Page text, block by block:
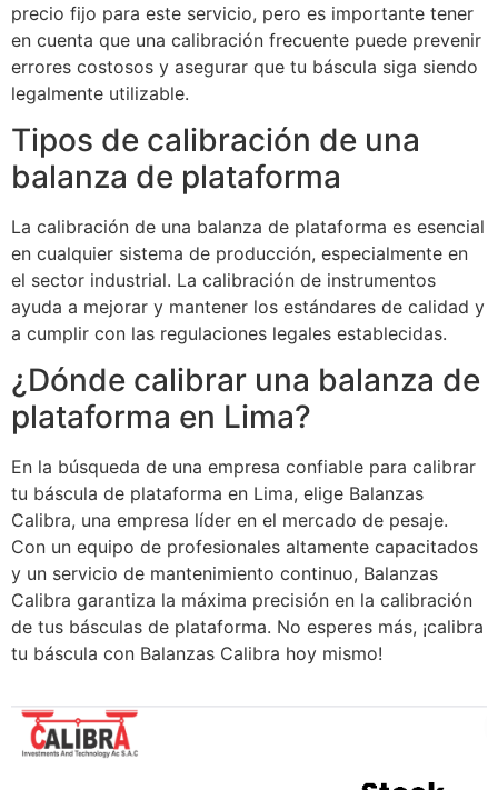
precio fijo para este servicio, pero es importante tener
en cuenta que una calibración frecuente puede prevenir
errores costosos y asegurar que tu báscula siga siendo
legalmente utilizable.
Tipos de calibración de una
balanza de plataforma
La calibración de una balanza de plataforma es esencial
en cualquier sistema de producción, especialmente en
el sector industrial. La calibración de instrumentos
ayuda a mejorar y mantener los estándares de calidad y
a cumplir con las regulaciones legales establecidas.
¿Dónde calibrar una balanza de
plataforma en Lima?
En la búsqueda de una empresa confiable para calibrar
tu báscula de plataforma en Lima, elige Balanzas
Calibra, una empresa líder en el mercado de pesaje.
Con un equipo de profesionales altamente capacitados
y un servicio de mantenimiento continuo, Balanzas
Calibra garantiza la máxima precisión en la calibración
de tus básculas de plataforma. No esperes más, ¡calibra
tu báscula con Balanzas Calibra hoy mismo!